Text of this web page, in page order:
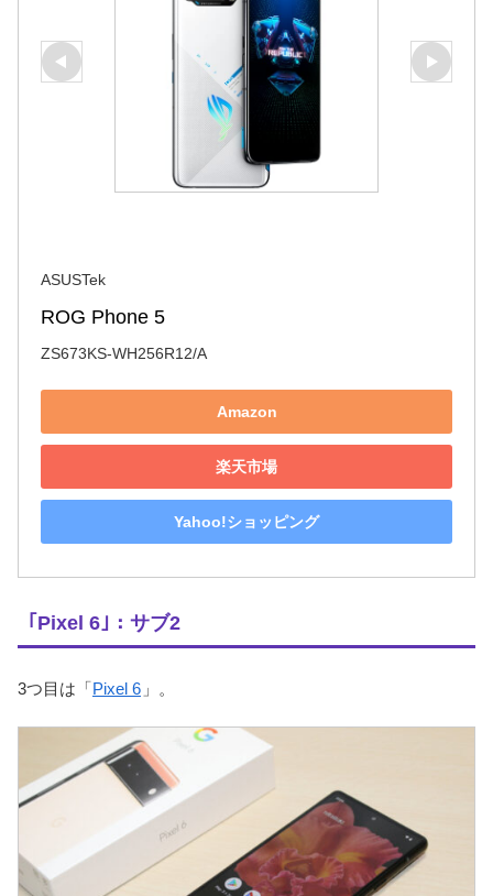
ASUSTek
ROG Phone 5
ZS673KS-WH256R12/A
Amazon
楽天市場
Yahoo!ショッピング
｢Pixel 6｣：サブ2
3つ目は「Pixel 6 」。